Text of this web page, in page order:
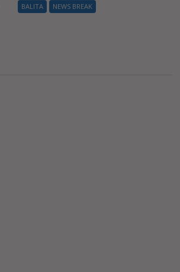
BALITA NEWS BREAK